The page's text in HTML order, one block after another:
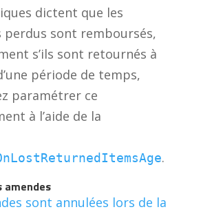
dictent que les
perdus sont remboursés,
s’ils sont retournés à
période de temps,
paramétrer ce
à l’aide de la
.
amendes
sont annulées lors de la